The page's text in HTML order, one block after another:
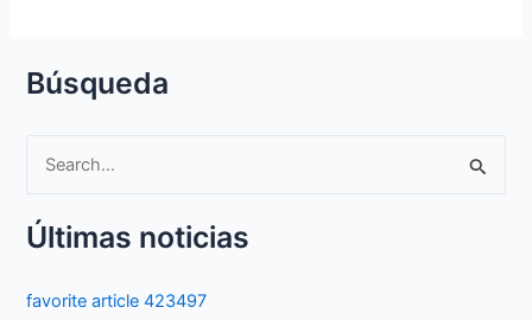
Búsqueda
a
c
Últimas noticias
favorite article 423497